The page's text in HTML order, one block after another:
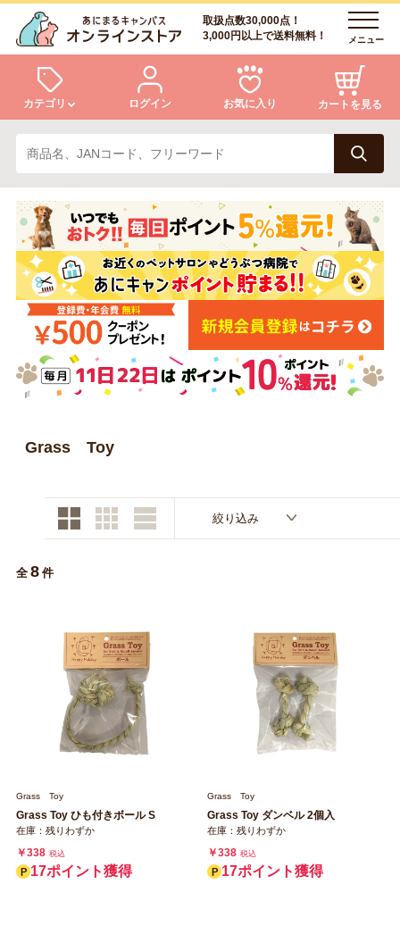
取扱点数30,000点！
3,000円以上で送料無料！
メニュー
カテゴリ
犬 猫
小動物・鳥 アクア・爬虫類・昆虫
ドッグフード キャットフード
美容・ケア用品 服・おさんぽ用品
日用品（デイリー）
トリマーグッズ
ログイン お気に入り カートを見る
ログイン
会員登録
あにまるキャンパスについて
アフターサービス
商品リクエスト
お問い合わせ
Grass Toy
絞り込み
全 8 件
Grass Toy
Grass Toy ひも付きボール S
在庫：残りわずか
￥338 税込
17ポイント獲得
Grass Toy
Grass Toy ダンベル 2個入
在庫：残りわずか
￥338 税込
17ポイント獲得